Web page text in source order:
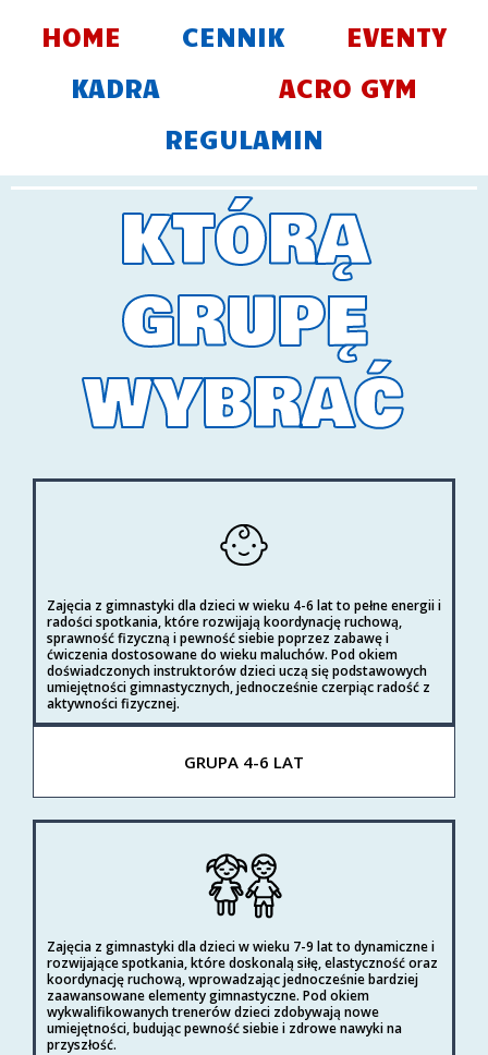
HOME CENNIK
EVENTY
KADRA
ACRO GYM
REGULAMIN
KTÓRĄ
GRUPĘ
WYBRAĆ
Zajęcia z gimnastyki dla dzieci w wieku 4-6 lat to pełne energii i
radości spotkania, które rozwijają koordynację ruchową,
sprawność fizyczną i pewność siebie poprzez zabawę i
ćwiczenia dostosowane do wieku maluchów. Pod okiem
doświadczonych instruktorów dzieci uczą się podstawowych
umiejętności gimnastycznych, jednocześnie czerpiąc radość z
aktywności fizycznej.
GRUPA 4-6 LAT
Zajęcia z gimnastyki dla dzieci w wieku 7-9 lat to dynamiczne i
rozwijające spotkania, które doskonalą siłę, elastyczność oraz
koordynację ruchową, wprowadzając jednocześnie bardziej
zaawansowane elementy gimnastyczne. Pod okiem
wykwalifikowanych trenerów dzieci zdobywają nowe
umiejętności, budując pewność siebie i zdrowe nawyki na
przyszłość.